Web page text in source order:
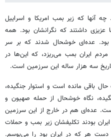
آنها که زیر بمب امریکا و اسراییل
عزیزی داشتند که نگرانشان بود. همه
بود. عده‌ای خوشحال شدند که بر سر
ایران بمب می‌ریزد، که این‌ها در
سه هزار ساله این سرزمین است.
باقی مانده است و استوار جنگیده،
نگاه خوشحال از حمله صهیون و
عده‌ای هم در خارج از این سرزمین
بودند تکلیفشان زیر بمب و حملات
دست هر که در ایران بود را می‌بوسم.